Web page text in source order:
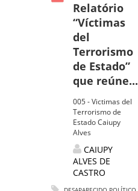
Relatório
“Víctimas
del
Terrorismo
de Estado”
que reúne...
005 - Victimas del
Terrorismo de
Estado Caiupy
Alves
CAIUPY
ALVES DE
CASTRO